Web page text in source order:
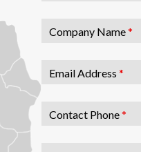
Company Name*
Email Address *
Contact Phone*